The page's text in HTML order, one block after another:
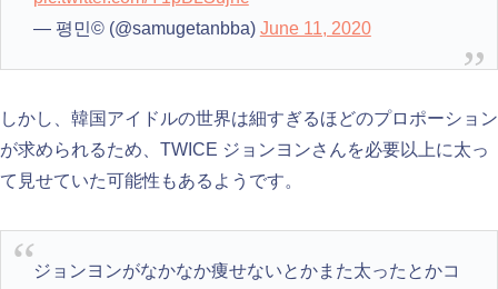
— 평민© (@samugetanbba) June 11, 2020
しかし、韓国アイドルの世界は細すぎるほどのプロポーション
が求められるため、TWICE ジョンヨンさんを必要以上に太っ
て見せていた可能性もあるようです。
ジョンヨンがなかなか痩せないとかまた太ったとかコ